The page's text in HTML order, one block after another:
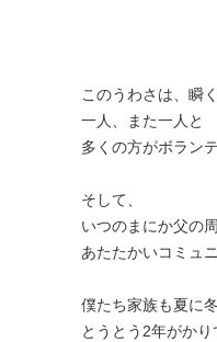
このうわさは、瞬
一人、また一人と
多くの方がボラン
そして、
いつのまにか父の
あたたかいコミュ
僕たち家族も夏に
とうとう2年がかり